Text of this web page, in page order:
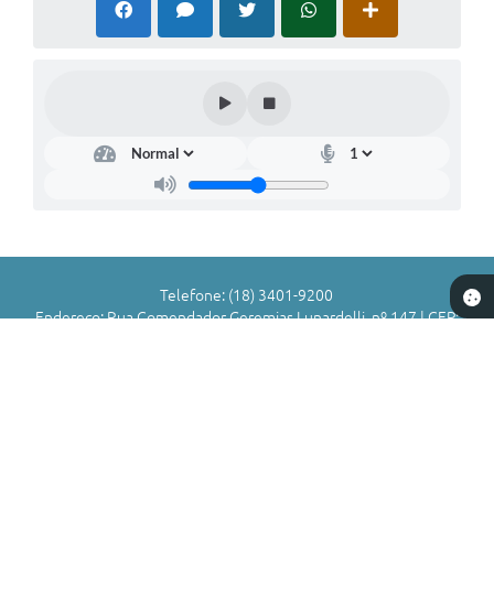
Telefone: (18) 3401-9200
Endereço: Rua Comendador Geremias Lunardelli, nº 147 | CEP: